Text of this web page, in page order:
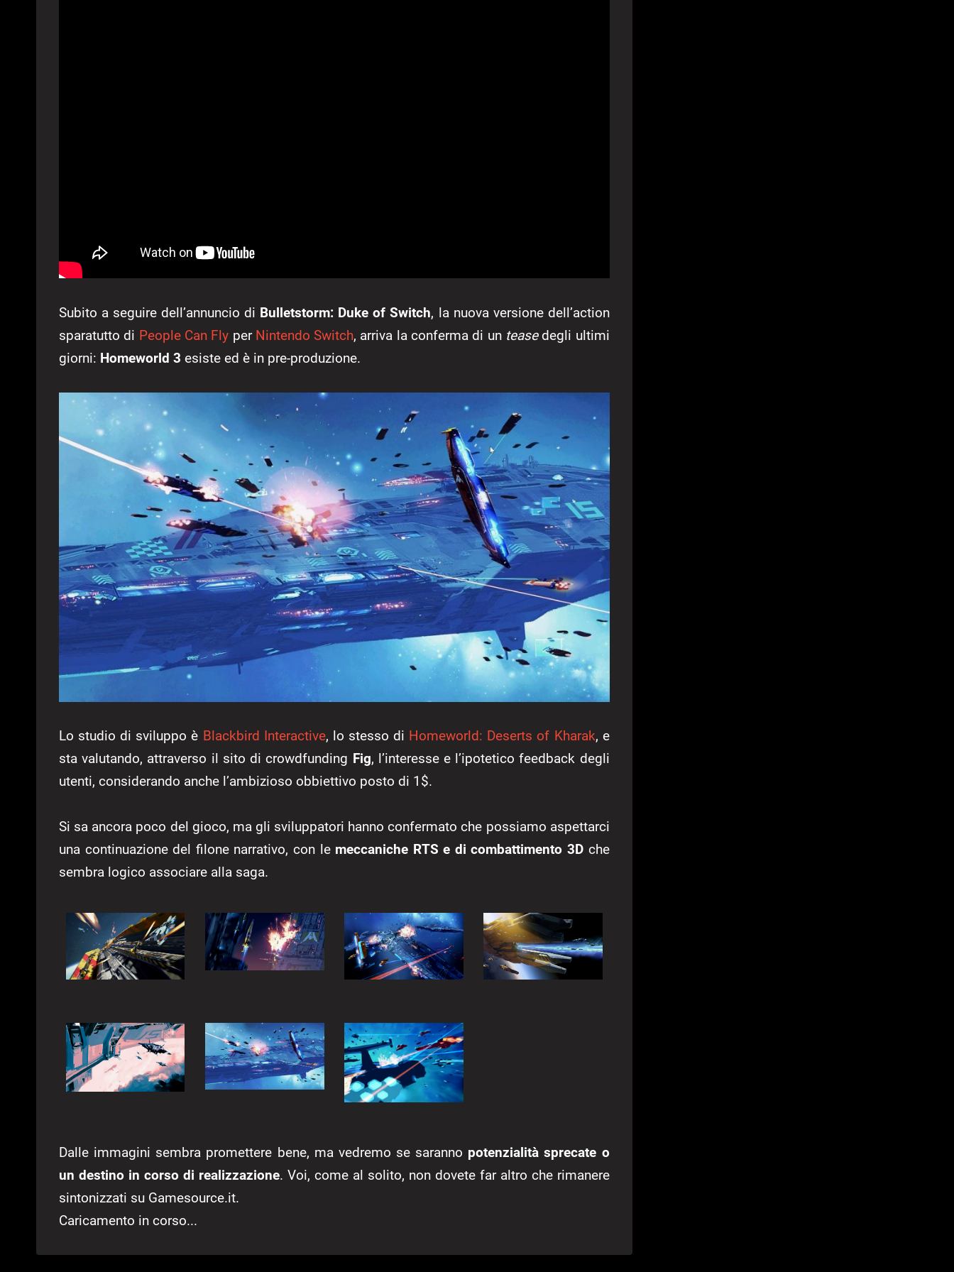
Subito a seguire dell’annuncio di Bulletstorm: Duke of Switch, la nuova versione dell’action
sparatutto di People Can Fly per Nintendo Switch, arriva la conferma di un teasedegli ultimi
giorni: Homeworld 3 esiste ed è in pre-produzione.
Lo studio di sviluppo è Blackbird Interactive, lo stesso di Homeworld: Deserts of Kharak, e
sta valutando, attraverso il sito di crowdfunding Fig, l’interesse e l’ipotetico feedback degli
utenti, considerando anche l’ambizioso obbiettivo posto di 1$.
Si sa ancora poco del gioco, ma gli sviluppatori hanno confermato che possiamo aspettarci
una continuazione del filone narrativo, con le meccaniche RTS e di combattimento 3D che
sembra logico associare alla saga.
Dalle immagini sembra promettere bene, ma vedremo se saranno potenzialità sprecate o
un destino in corso di realizzazione. Voi, come al solito, non dovete far altro che rimanere
sintonizzati su Gamesource.it.
Caricamento in corso...